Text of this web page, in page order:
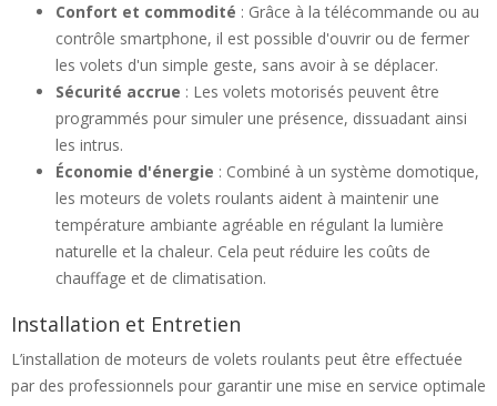
Confort et commodité : Grâce à la télécommande ou au
contrôle smartphone, il est possible d'ouvrir ou de fermer
les volets d'un simple geste, sans avoir à se déplacer.
Sécurité accrue : Les volets motorisés peuvent être
programmés pour simuler une présence, dissuadant ainsi
les intrus.
Économie d'énergie : Combiné à un système domotique,
les moteurs de volets roulants aident à maintenir une
température ambiante agréable en régulant la lumière
naturelle et la chaleur. Cela peut réduire les coûts de
chauffage et de climatisation.
Installation et Entretien
L’installation de moteurs de volets roulants peut être effectuée
par des professionnels pour garantir une mise en service optimale